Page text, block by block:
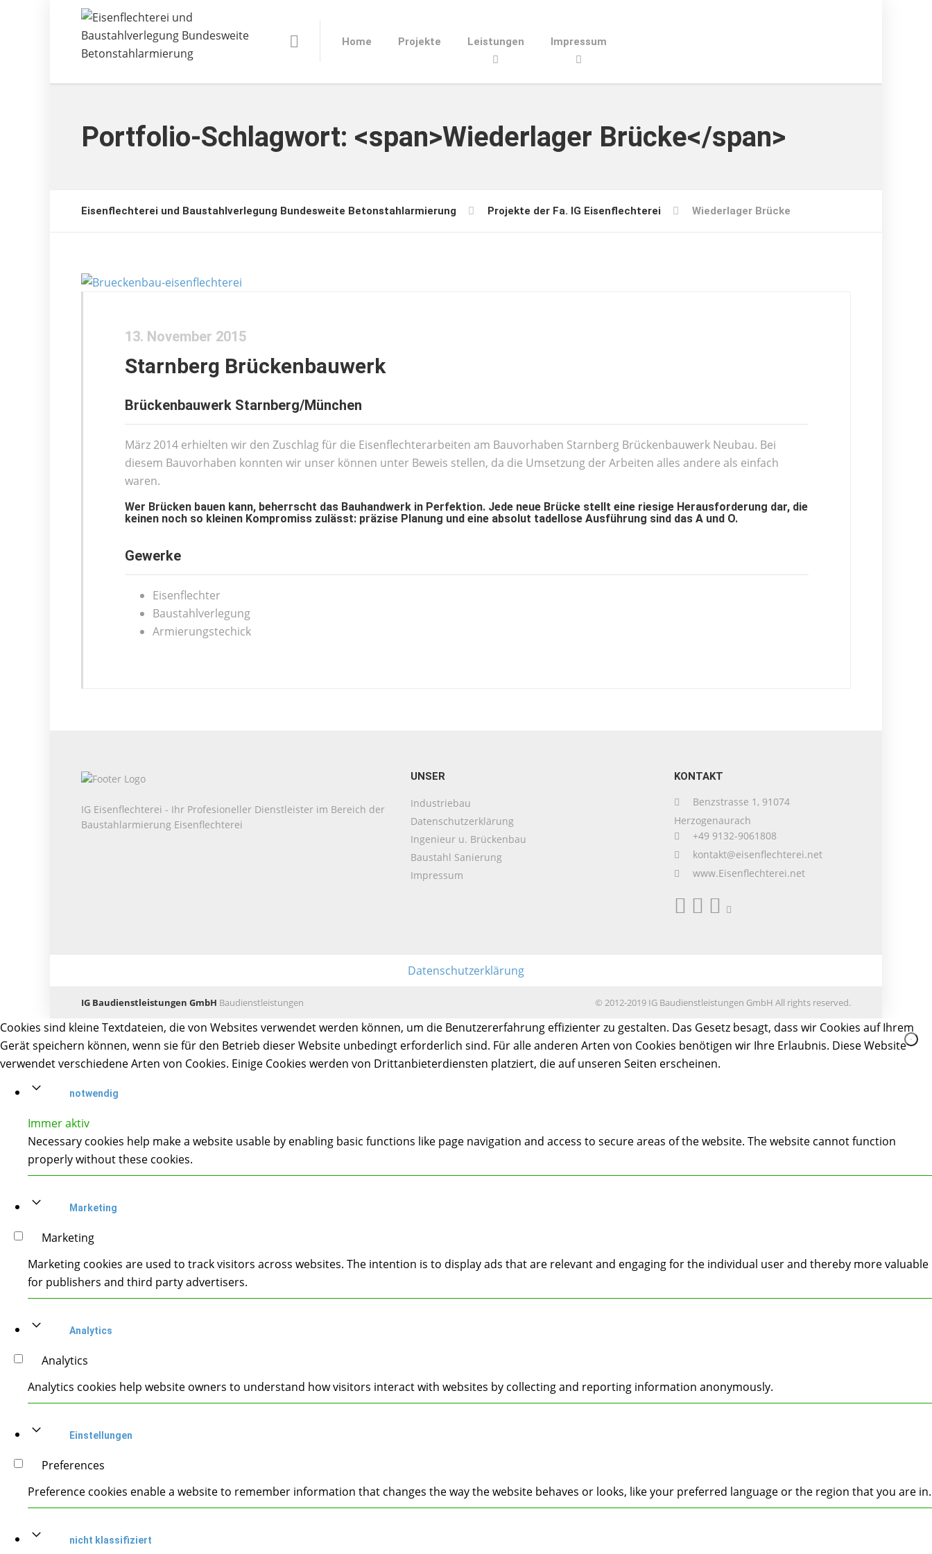
Home Projekte Leistungen Impressum
Portfolio-Schlagwort: <span>Wiederlager Brücke</span>
Eisenflechterei und Baustahlverlegung Bundesweite Betonstahlarmierung Projekte der Fa. IG Eisenflechterei Wiederlager Brücke
13. November 2015
Starnberg Brückenbauwerk
Brückenbauwerk Starnberg/München
März 2014 erhielten wir den Zuschlag für die Eisenflechterarbeiten am Bauvorhaben Starnberg Brückenbauwerk Neubau. Bei
diesem Bauvorhaben konnten wir unser können unter Beweis stellen, da die Umsetzung der Arbeiten alles andere als einfach
waren.
Wer Brücken bauen kann, beherrscht das Bauhandwerk in Perfektion. Jede neue Brücke stellt eine riesige Herausforderung dar, die
keinen noch so kleinen Kompromiss zulässt: präzise Planung und eine absolut tadellose Ausführung sind das A und O.
Gewerke
Eisenflechter
Baustahlverlegung
Armierungstechick
IG Eisenflechterei - Ihr Profesioneller Dienstleister im Bereich der
Baustahlarmierung Eisenflechterei
UNSER
Industriebau
Datenschutzerklärung
Ingenieur u. Brückenbau
Baustahl Sanierung
Impressum
KONTAKT
Benzstrasse 1, 91074
Herzogenaurach
+49 9132-9061808
kontakt@eisenflechterei.net
www.Eisenflechterei.net
Datenschutzerklärung
IG Baudienstleistungen GmbH Baudienstleistungen © 2012-2019 IG Baudienstleistungen GmbH All rights reserved.
Cookies sind kleine Textdateien, die von Websites verwendet werden können, um die Benutzererfahrung effizienter zu gestalten. Das Gesetz besagt, dass wir Cookies auf Ihrem
Gerät speichern können, wenn sie für den Betrieb dieser Website unbedingt erforderlich sind. Für alle anderen Arten von Cookies benötigen wir Ihre Erlaubnis. Diese Website
verwendet verschiedene Arten von Cookies. Einige Cookies werden von Drittanbieterdiensten platziert, die auf unseren Seiten erscheinen.
notwendig
Immer aktiv
Necessary cookies help make a website usable by enabling basic functions like page navigation and access to secure areas of the website. The website cannot function
properly without these cookies.
Marketing
Marketing
Marketing cookies are used to track visitors across websites. The intention is to display ads that are relevant and engaging for the individual user and thereby more valuable
for publishers and third party advertisers.
Analytics
Analytics
Analytics cookies help website owners to understand how visitors interact with websites by collecting and reporting information anonymously.
Einstellungen
Preferences
Preference cookies enable a website to remember information that changes the way the website behaves or looks, like your preferred language or the region that you are in.
nicht klassifiziert